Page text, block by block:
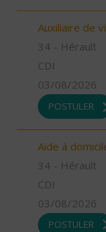
Auxiliaire de
34 - Hérault
CDI
03/08/2026
POSTULER
Aide à
34 - Hérault
CDI
03/08/2026
POSTULER